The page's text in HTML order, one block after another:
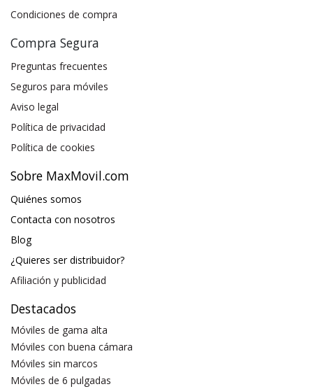
Condiciones de compra
Compra Segura
Preguntas frecuentes
Seguros para móviles
Aviso legal
Política de privacidad
Política de cookies
Sobre MaxMovil.com
Quiénes somos
Contacta con nosotros
Blog
¿Quieres ser distribuidor?
Afiliación y publicidad
Destacados
Móviles de gama alta
Móviles con buena cámara
Móviles sin marcos
Móviles de 6 pulgadas